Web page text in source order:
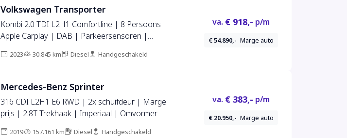
Volkswagen Transporter
Kombi 2.0 TDI L2H1 Comfortline | 8 Persoons |
Apple Carplay | DAB | Parkeersensoren |
2023 30.845 km Diesel Handgeschakeld
va. € 918,- p/m
€ 54.890,- Marge auto
Mercedes-Benz Sprinter
316 CDI L2H1 E6 RWD | 2x schuifdeur | Marge
prijs | 2.8T Trekhaak | Imperiaal | Omvormer
2019 157.161 km Diesel Handgeschakeld
va. € 383,- p/m
€ 20.950,- Marge auto